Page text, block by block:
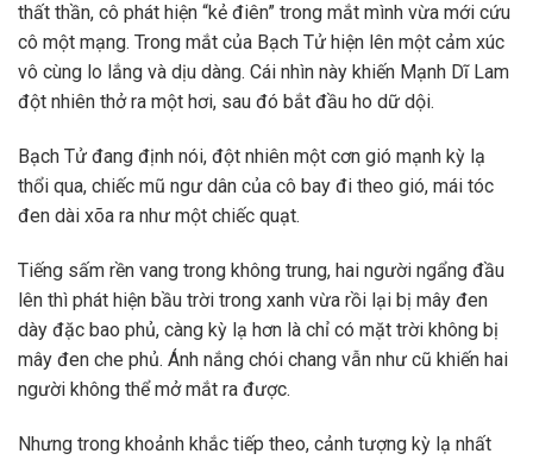
thất thần, cô phát hiện “kẻ điên” trong mắt mình vừa mới cứu
cô một mạng. Trong mắt của Bạch Tử hiện lên một cảm xúc
vô cùng lo lắng và dịu dàng. Cái nhìn này khiến Mạnh Dĩ Lam
đột nhiên thở ra một hơi, sau đó bắt đầu ho dữ dội.
Bạch Tử đang định nói, đột nhiên một cơn gió mạnh kỳ lạ
thổi qua, chiếc mũ ngư dân của cô bay đi theo gió, mái tóc
đen dài xõa ra như một chiếc quạt.
Tiếng sấm rền vang trong không trung, hai người ngẩng đầu
lên thì phát hiện bầu trời trong xanh vừa rồi lại bị mây đen
dày đặc bao phủ, càng kỳ lạ hơn là chỉ có mặt trời không bị
mây đen che phủ. Ánh nắng chói chang vẫn như cũ khiến hai
người không thể mở mắt ra được.
Nhưng trong khoảnh khắc tiếp theo, cảnh tượng kỳ lạ nhất